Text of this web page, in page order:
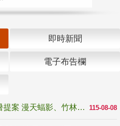
即時新聞
電子布告欄
115-08-08
青年壯遊點精選夏夜限定避暑提案 漫天蝠影、竹林尋蛙、茶香夜觀 邀青年暮色出發